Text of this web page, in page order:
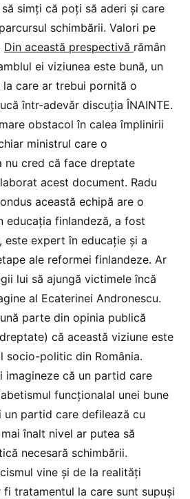
simți că poți să aderi și care
schimbării. Valori pe
Din această prespectivă rămân
ei viziunea este bună, un
care ar trebui pornită o
într-adevăr discuția ÎNAINTE.
obstacol în calea împlinirii
ministrul care o
nu cred că face dreptate
acest document. Radu
această echipă are o
educația finlandeză, a fost
este expert în educație și a
ale reformei finlandeze. Ar
lui să ajungă victimele încă
al Ecaterinei Andronescu.
parte din opinia publică
că această viziune este
socio-politic din România.
imagineze că un partid care
funcționalal unei bune
partid care defilează cu
înalt nivel ar putea să
necesară schimbării.
vine și de la realități
fi tratamentul la care sunt supuși